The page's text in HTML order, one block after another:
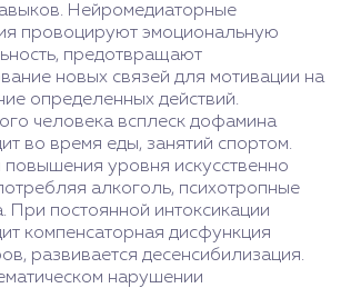
Нейромедиаторные
провоцируют эмоциональную
предотвращают
новых связей для мотивации на
определенных действий.
человека всплеск дофамина
во время еды, занятий спортом.
повышения уровня искусственно
алкоголь, психотропные
При постоянной интоксикации
компенсаторная дисфункция
развивается десенсибилизация.
нарушении